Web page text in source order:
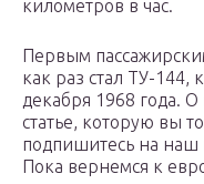
километров в час.
Первым
как раз стал ТУ-144,
декабря 1968 года.
статье, которую вы
подпишитесь на наш
Пока вернемся к